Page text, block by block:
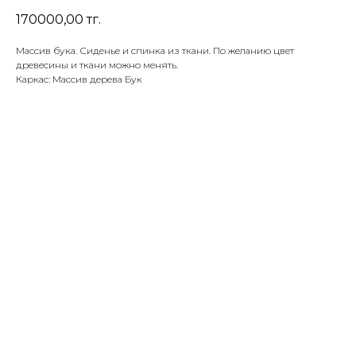
170000,00 тг.
Массив бука. Сиденье и спинка из ткани. По желанию цвет
древесины и ткани можно менять.
Каркас: Массив дерева Бук